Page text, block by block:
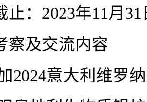
止：2023年11月31
察及交流内容
2024意大利维罗